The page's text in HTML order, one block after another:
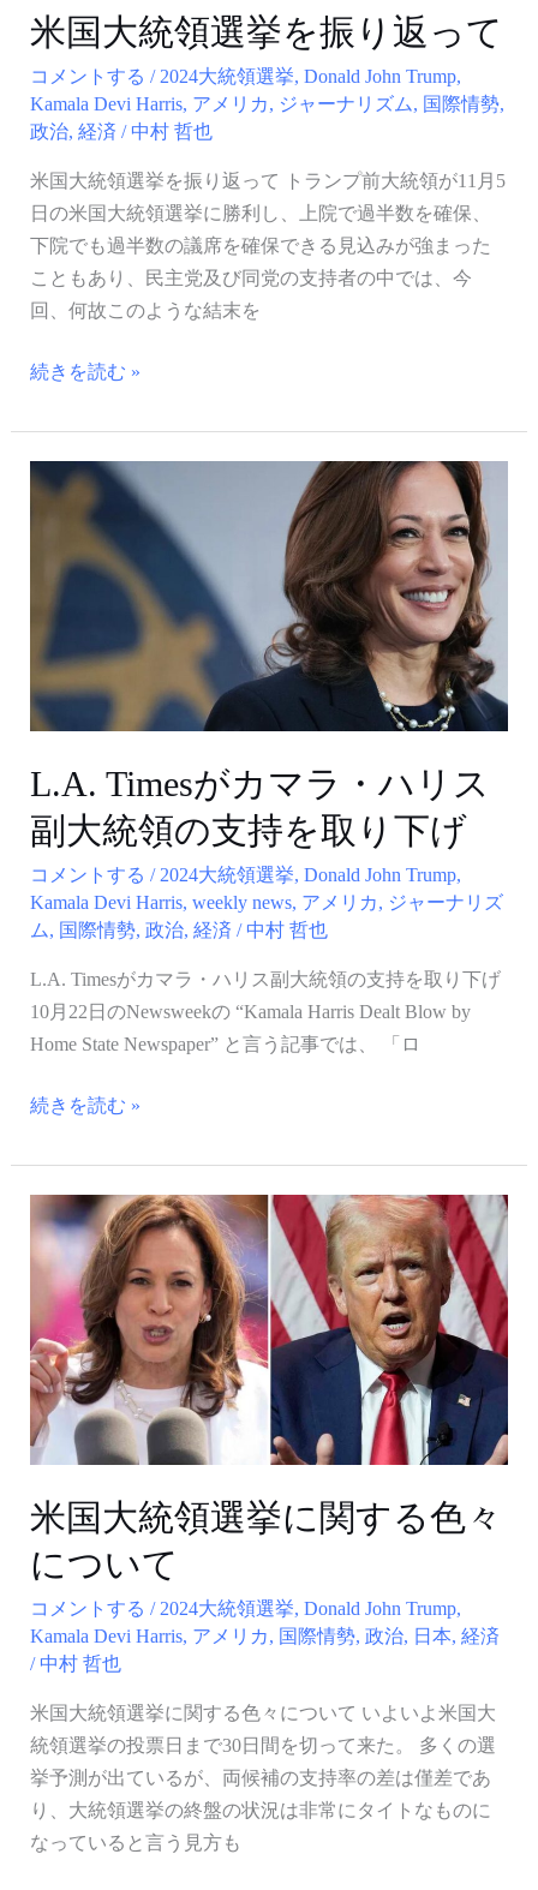
か？
米国大統領選挙を振り返って
コメントする / 2024大統領選挙, Donald John Trump,
Kamala Devi Harris, アメリカ, ジャーナリズム, 国際情勢,
政治, 経済 / 中村 哲也
米国大統領選挙を振り返って トランプ前大統領が11月5
日の米国大統領選挙に勝利し、上院で過半数を確保、
下院でも過半数の議席を確保できる見込みが強まった
こともあり、民主党及び同党の支持者の中では、今
回、何故このような結末を
り
返
っ
て
続きを読む »
L.A. Timesがカマラ・ハリス
副大統領の支持を取り下げ
コメントする / 2024大統領選挙, Donald John Trump,
Kamala Devi Harris, weekly news, アメリカ, ジャーナリズ
ム, 国際情勢, 政治, 経済 / 中村 哲也
L.A. Timesがカマラ・ハリス副大統領の支持を取り下げ
10月22日のNewsweekの “Kamala Harris Dealt Blow by
Home State Newspaper” と言う記事では、 「ロ
L.A.
ハ
リ
ス
副
大
統
領
の
支
下
続きを読む »
米国大統領選挙に関する色々
について
コメントする / 2024大統領選挙, Donald John Trump,
Kamala Devi Harris, アメリカ, 国際情勢, 政治, 日本, 経済
/ 中村 哲也
米国大統領選挙に関する色々について いよいよ米国大
統領選挙の投票日まで30日間を切って来た。 多くの選
挙予測が出ているが、両候補の支持率の差は僅差であ
り、大統領選挙の終盤の状況は非常にタイトなものに
なっていると言う見方も
領
選
挙
に
関
す
る
色々
に
つ
い